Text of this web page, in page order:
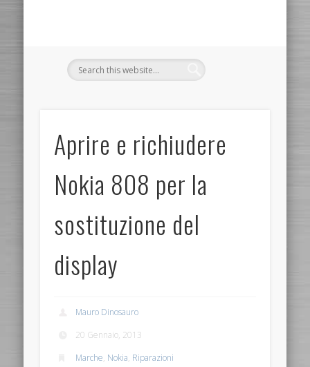
Aprire e richiudere
Nokia 808 per la
sostituzione del
display
Mauro Dinosauro
20 Gennaio, 2013
Marche, Nokia, Riparazioni